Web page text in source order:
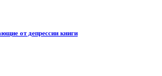
от депрессии книги